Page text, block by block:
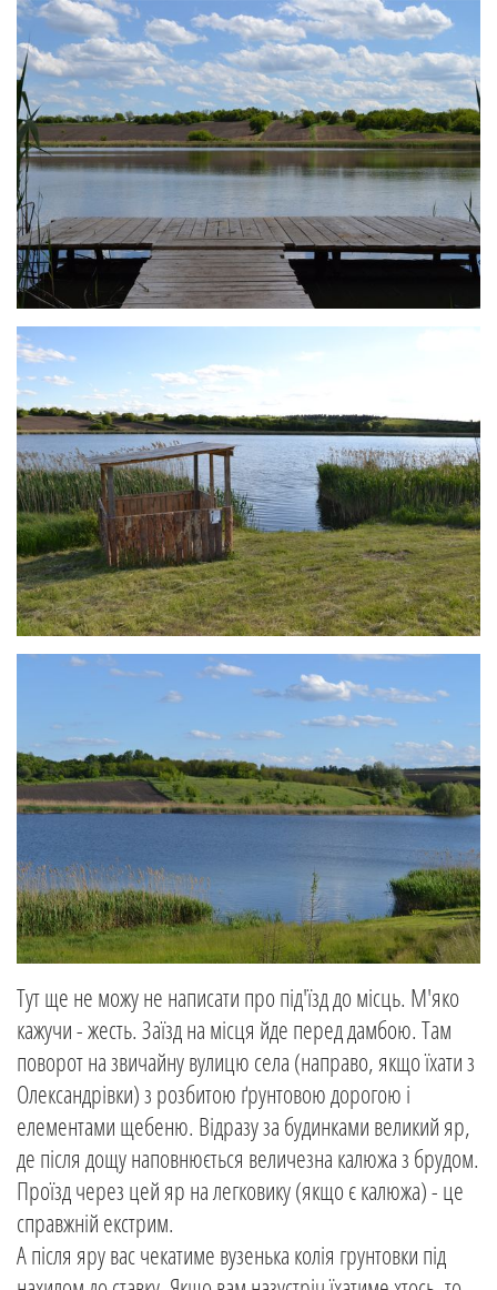
Тут ще не можу не написати про під'їзд до місць. М'яко
кажучи - жесть. Заїзд на місця йде перед дамбою. Там
поворот на звичайну вулицю села (направо, якщо їхати з
Олександрівки) з розбитою ґрунтовою дорогою і
елементами щебеню. Відразу за будинками великий яр,
де після дощу наповнюється величезна калюжа з брудом.
Проїзд через цей яр на легковику (якщо є калюжа) - це
справжній екстрим.
А після яру вас чекатиме вузенька колія грунтовки під